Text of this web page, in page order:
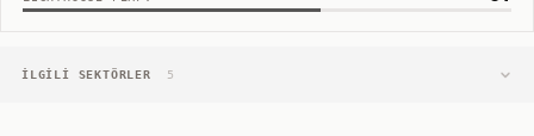
İLGILI SEKTÖRLER 5